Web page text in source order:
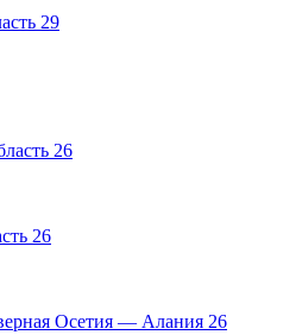
29
26
26
Осетия — Алания 26